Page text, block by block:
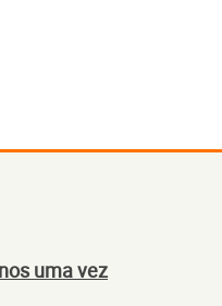
uma vez